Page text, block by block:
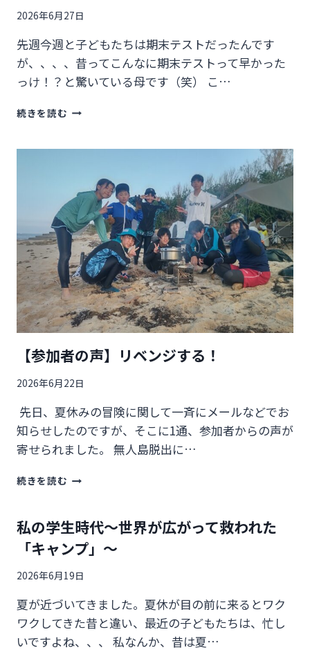
2026年6月27日
先週今週と子どもたちは期末テストだったんです
が、、、、昔ってこんなに期末テストって早かった
っけ！？と驚いている母です（笑） こ…
続きを読む 【子
ヒ
泣
く
理
由
【参加者の声】リベンジする！
2026年6月22日
先日、夏休みの冒険に関して一斉にメールなどでお
知らせしたのですが、そこに1通、参加者からの声が
寄せられました。 無人島脱出に…
続きを読む 【参
の
声】
リ
ン
す
る！
私の学生時代～世界が広がって救われた
「キャンプ」～
2026年6月19日
夏が近づいてきました。夏休が目の前に来るとワク
ワクしてきた昔と違い、最近の子どもたちは、忙し
いですよね、、、 私なんか、昔は夏…